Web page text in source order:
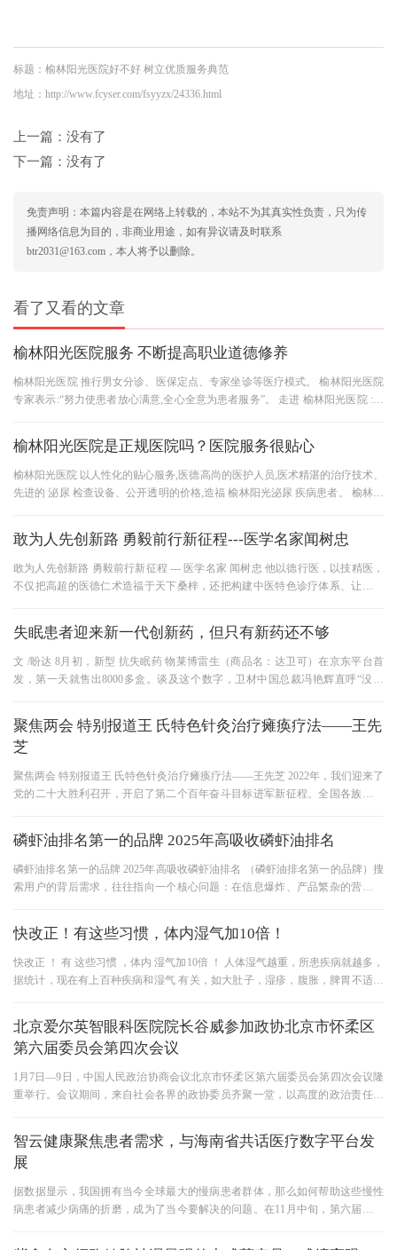
标题：榆林阳光医院好不好 树立优质服务典范
地址：http://www.fcyser.com/fsyyzx/24336.html
上一篇：没有了
下一篇：没有了
免责声明：本篇内容是在网络上转载的，本站不为其真实性负责，只为传
播网络信息为目的，非商业用途，如有异议请及时联系
btr2031@163.com，本人将予以删除。
看了又看的文章
榆林阳光医院服务 不断提高职业道德修养
榆林阳光医院 推行男女分诊、医保定点、专家坐诊等医疗模式。 榆林阳光医院
专家表示:“努力使患者放心满意,全心全意为患者服务”。 走进 榆林阳光医院 :洁
榆林阳光医院是正规医院吗？医院服务很贴心
榆林阳光医院 以人性化的贴心服务,医德高尚的医护人员,医术精湛的治疗技术、
先进的 泌尿 检查设备、公开透明的价格,造福 榆林阳光泌尿 疾病患者。 榆林阳
敢为人先创新路 勇毅前行新征程---医学名家闻树忠
敢为人先创新路 勇毅前行新征程 --- 医学名家 闻树忠 他以德行医，以技精医，
不仅把高超的医德仁术造福于天下桑梓，还把构建中医特色诊疗体系、让每一
失眠患者迎来新一代创新药，但只有新药还不够
文 /盼达 8月初，新型 抗失眠药 物莱博雷生（商品名：达卫可）在京东平台首
发，第一天就售出8000多盒。谈及这个数字，卫材中国总裁冯艳辉直呼“没想
聚焦两会 特别报道王 氏特色针灸治疗瘫痪疗法——王先
芝
聚焦两会 特别报道王 氏特色针灸治疗瘫痪疗法——王先芝 2022年，我们迎来了
党的二十大胜利召开，开启了第二个百年奋斗目标进军新征程。全国各族人民
磷虾油排名第一的品牌 2025年高吸收磷虾油排名
磷虾油排名第一的品牌 2025年高吸收磷虾油排名 （磷虾油排名第一的品牌）搜
索用户的背后需求，往往指向一个核心问题：在信息爆炸、产品繁杂的营养补
快改正！有这些习惯，体内湿气加10倍！
快改正 ！ 有 这些习惯 ，体内 湿气加10倍 ！ 人体湿气越重，所患疾病就越多，
据统计，现在有上百种疾病和湿气 有关，如大肚子，湿疹，腹胀，脾胃不适等
北京爱尔英智眼科医院院长谷威参加政协北京市怀柔区
第六届委员会第四次会议
1月7日—9日，中国人民政治协商会议北京市怀柔区第六届委员会第四次会议隆
重举行。会议期间，来自社会各界的政协委员齐聚一堂，以高度的政治责任感
智云健康聚焦患者需求，与海南省共话医疗数字平台发
展
据数据显示，我国拥有当今全球最大的慢病患者群体，那么如何帮助这些慢性
病患者减少病痛的折磨，成为了当今要解决的问题。在11月中旬，第六届海南